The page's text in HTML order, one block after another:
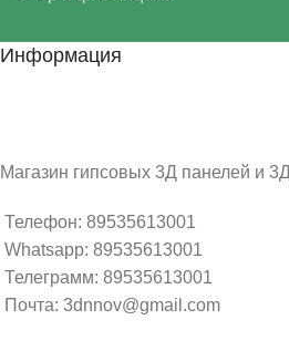
Информация
Магазин гипсовых 3Д панелей и
Телефон: 89535613001
Whatsapp: 89535613001
Телеграмм: 89535613001
Почта: 3dnnov@gmail.com